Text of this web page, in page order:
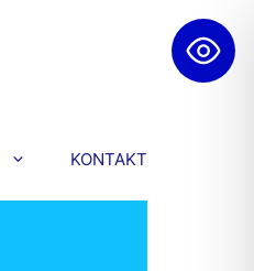
KONTAKT